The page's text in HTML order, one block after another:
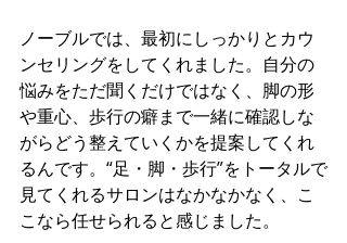
ノーブルでは、最初にしっかりとカウ
ンセリングをしてくれました。自分の
悩みをただ聞くだけではなく、脚の形
や重心、歩行の癖まで一緒に確認しな
がらどう整えていくかを提案してくれ
るんです。“足・脚・歩行”をトータルで
見てくれるサロンはなかなかなく、こ
こなら任せられると感じました。